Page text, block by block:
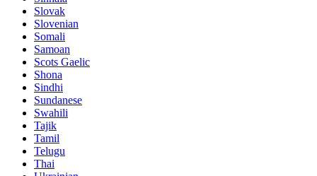
Slovak
Slovenian
Somali
Samoan
Scots Gaelic
Shona
Sindhi
Sundanese
Swahili
Tajik
Tamil
Telugu
Thai